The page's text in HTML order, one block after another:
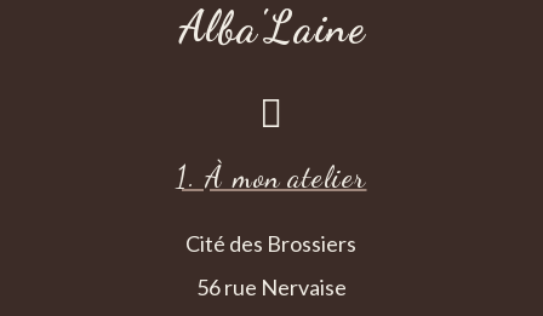
Alba'Laine

1. À mon atelier
Cité des Brossiers
56 rue Nervaise